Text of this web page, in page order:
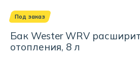
Под заказ
Бак Wester WRV
отопления, 8 л